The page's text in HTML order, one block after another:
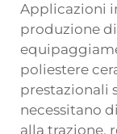
Applicazioni
produzione
poliestere
prestazionali
necessitano
alla trazione,